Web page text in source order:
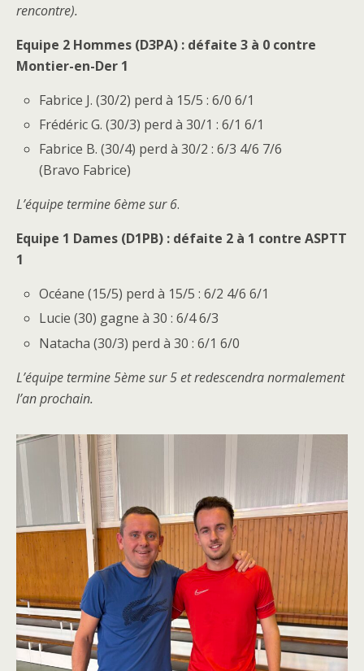
rencontre).
Equipe 2 Hommes (D3PA) : défaite 3 à 0 contre
Montier-en-Der 1
Fabrice J. (30/2) perd à 15/5 : 6/0 6/1
Frédéric G. (30/3) perd à 30/1 : 6/1 6/1
Fabrice B. (30/4) perd à 30/2 : 6/3 4/6 7/6
(Bravo Fabrice)
L’équipe termine 6ème sur 6.
Equipe 1 Dames (D1PB) : défaite 2 à 1 contre ASPTT
1
Océane (15/5) perd à 15/5 : 6/2 4/6 6/1
Lucie (30) gagne à 30 : 6/4 6/3
Natacha (30/3) perd à 30 : 6/1 6/0
L’équipe termine 5ème sur 5 et redescendra normalement
l’an prochain.